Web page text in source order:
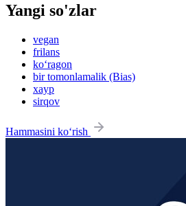
Yangi so'zlar
vegan
frilans
ko‘ragon
bir tomonlamalik (Bias)
xayp
sirqov
Hammasini ko‘rish